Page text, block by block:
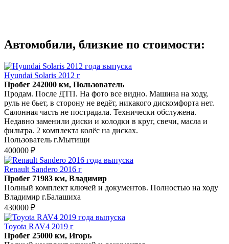
Автомобили, близкие по стоимости:
Hyundai Solaris 2012 г
Пробег 242000 км, Пользователь
Продам. После ДТП. На фото все видно. Машина на ходу,
руль не бьет, в сторону не ведёт, никакого дискомфорта нет.
Салонная часть не пострадала. Технически обслужена.
Недавно заменили диски и колодки в круг, свечи, масла и
фильтра. 2 комплекта колёс на дисках.
Пользователь г.Мытищи
400000 ₽
Renault Sandero 2016 г
Пробег 71983 км, Владимир
Полный комплект ключей и документов. Полностью на ходу
Владимир г.Балашиха
430000 ₽
Toyota RAV4 2019 г
Пробег 25000 км, Игорь